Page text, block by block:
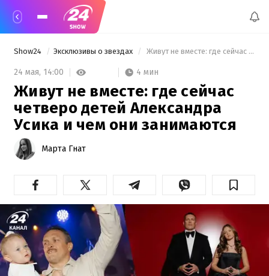
Show24 Эксклюзивы о звездах Живут не вместе: где сейчас четверо детей Александра Усика и чем они занимаются
24 мая, 14:00 4 мин
Живут не вместе: где сейчас
четверо детей Александра
Усика и чем они занимаются
Марта Гнат